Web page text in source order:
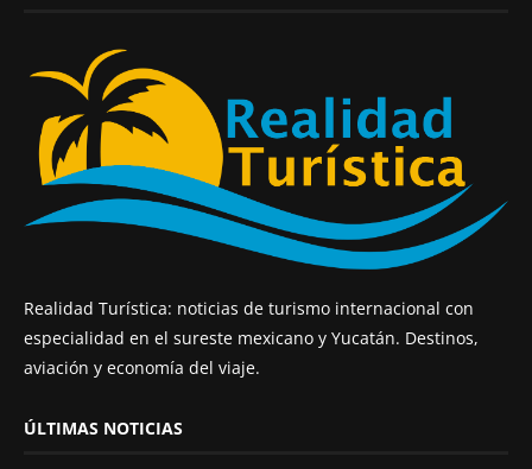
Realidad Turística: noticias de turismo internacional con
especialidad en el sureste mexicano y Yucatán. Destinos,
aviación y economía del viaje.
ÚLTIMAS NOTICIAS